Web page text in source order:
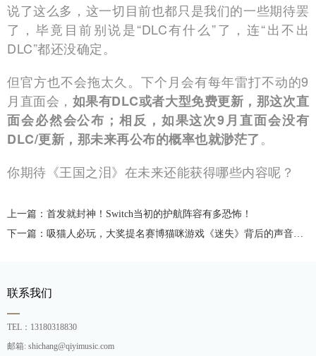
说了这么多，这一切目前也都只是我们的一些期待罢
了，毕竟目前别说是“DLC有什么”了，连“出不出
DLC”都还没确定。
但官方也不会拖太久。下个月会有每年雷打不动的9
月直面会， 如果有DLC或者大型免费更新，那这次直
面会必然会公布；相反，如果这次9月直面会没有
DLC/更新，那未来再公布的概率也就渺茫了。
你期待《王国之泪》在未来还能获得哪些内容呢？
上一篇：首发就封神！Switch当初的护航阵容有多恐怖！
下一篇：吸猫人必玩，大奖提名赛博猫咪游戏《迷失》背后的声音制作
联系我们
TEL：13180318830
邮箱: shichang@qiyimusic.com